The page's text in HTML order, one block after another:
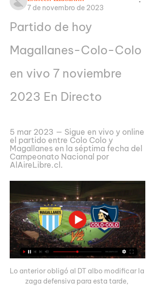
7 de novembro de 2023
Partido de hoy
Magallanes-Colo-Colo
en vivo 7 noviembre
2023 En Directo
5 mar 2023 — Sigue en vivo y online
el partido entre Colo Colo y
Magallanes en la séptima fecha del
Campeonato Nacional por
AlAireLibre.cl.
Lo anterior obligó al DT albo modificar la
zaga defensiva para esta tarde,